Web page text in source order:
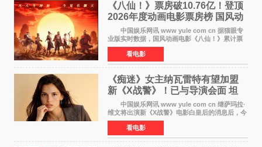
《八仙！》票房破10.76亿！登顶
2026年度动画电影票房榜 国风动
画逆袭暑期档
中国娱乐网讯 www yule com cn 据猫眼专
业版实时数据，国风动画电影《八仙！》累计票
房突破10 76亿元，超过《熊出没·年年有熊》，
暂列2026年度动画影片票房榜冠军。该片自暑期
档登陆院线以
看电影
《痴迷》女主纳瓦雷特有望加盟
新《X战警》！已与导演会面 坦
言“魔形女一直很酷”
中国娱乐网讯 www yule com cn 继萨玛拉·
维文将出演新《X战警》电影白皇后的消息后，今
年暑期档大热恐怖片《痴迷》女主角印达·纳瓦雷
特也有望加盟这部备受瞩目的漫威新作——目前
还处于有
看电影